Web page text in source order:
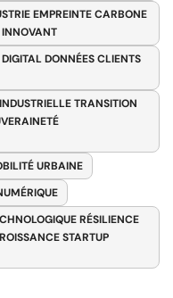
EMPREINTE CARBONE
INNOVANT
DONNÉES CLIENTS
TRANSITION
URBAINE
RÉSILIENCE
STARTUP